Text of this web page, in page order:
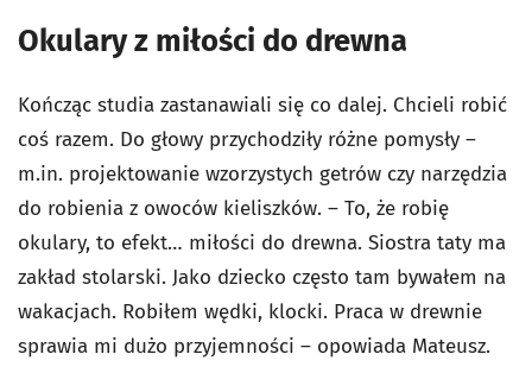
Okulary z miłości do drewna
Kończąc studia zastanawiali się co dalej. Chcieli robić
coś razem. Do głowy przychodziły różne pomysły –
m.in. projektowanie wzorzystych getrów czy narzędzia
do robienia z owoców kieliszków. – To, że robię
okulary, to efekt… miłości do drewna. Siostra taty ma
zakład stolarski. Jako dziecko często tam bywałem na
wakacjach. Robiłem wędki, klocki. Praca w drewnie
sprawia mi dużo przyjemności – opowiada Mateusz.